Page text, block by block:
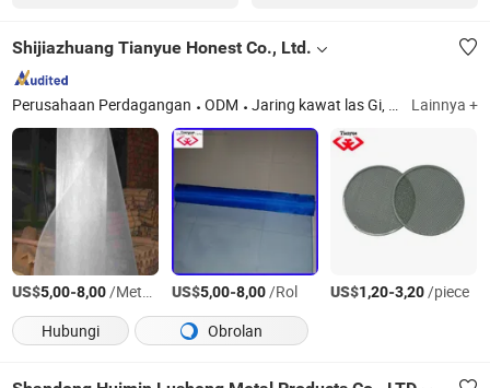
Shijiazhuang Tianyue Honest Co., Ltd.
Perusahaan Perdagangan ODM Jaring kawat las Gi, kawat hitam yang diannealed, pagar padang, jaring pagar, filter stainless steel, sarung tangan tahan potong, jaring kawat heksagonal Lainnya +
US$5,00-8,00/Meter persegi US$5,00-8,00/Rol US$1,20-3,20/piece
Hubungi
Obrolan